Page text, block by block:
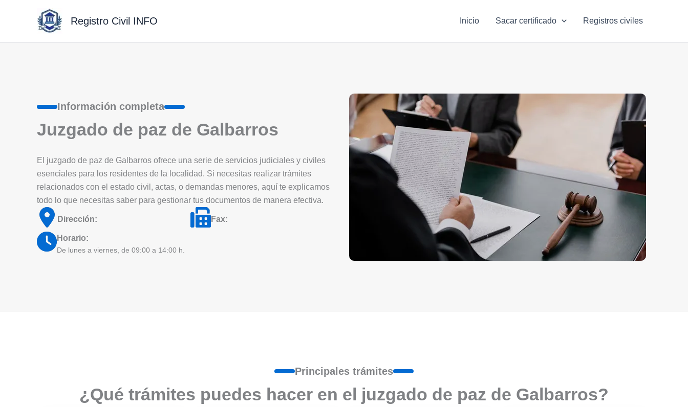
Registro Civil INFO Inicio Sacar certificado Registros civiles
Información completa
Juzgado de paz de Galbarros
El juzgado de paz de Galbarros ofrece una serie de servicios judiciales y civiles
esenciales para los residentes de la localidad. Si necesitas realizar trámites
relacionados con el estado civil, actas, o demandas menores, aquí te explicamos
todo lo que necesitas saber para gestionar tus documentos de manera efectiva.
Dirección: Fax:
Horario:
De lunes a viernes, de 09:00 a 14:00 h.
Principales trámites
¿Qué trámites puedes hacer en el juzgado de paz de Galbarros?